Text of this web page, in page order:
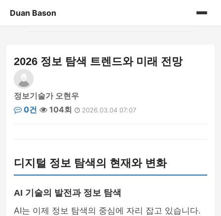
Duan Bason
게시판
2026 정보 탐색 트렌드와 미래 전망
정보기술가 오현우
0건
104회 2026.03.04 07:07
디지털 정보 탐색의 현재와 변화
AI 기술의 발전과 정보 탐색
AI는 이제 정보 탐색의 중심에 자리 잡고 있습니다.